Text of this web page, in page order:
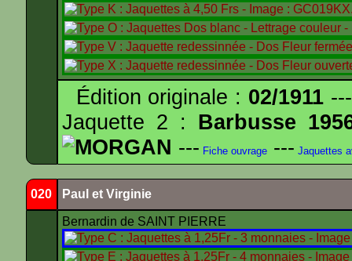
Édition originale : 02/1911
Jaquette 2 : Barbusse
MORGAN --- Fiche ouvrage --- Jaquettes
020 Paul et Virginie
Bernardin de SAINT PIERRE